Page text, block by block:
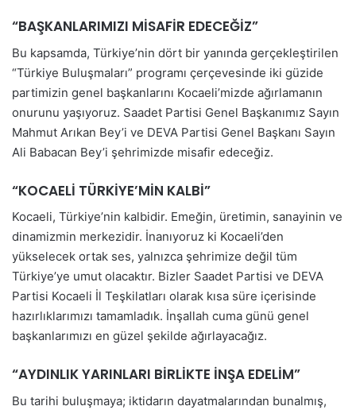
“BAŞKANLARIMIZI MİSAFİR EDECEĞİZ”
Bu kapsamda, Türkiye’nin dört bir yanında gerçekleştirilen
“Türkiye Buluşmaları” programı çerçevesinde iki güzide
partimizin genel başkanlarını Kocaeli’mizde ağırlamanın
onurunu yaşıyoruz. Saadet Partisi Genel Başkanımız Sayın
Mahmut Arıkan Bey’i ve DEVA Partisi Genel Başkanı Sayın
Ali Babacan Bey’i şehrimizde misafir edeceğiz.
“KOCAELİ TÜRKİYE’MİN KALBİ”
Kocaeli, Türkiye’nin kalbidir. Emeğin, üretimin, sanayinin ve
dinamizmin merkezidir. İnanıyoruz ki Kocaeli’den
yükselecek ortak ses, yalnızca şehrimize değil tüm
Türkiye’ye umut olacaktır. Bizler Saadet Partisi ve DEVA
Partisi Kocaeli İl Teşkilatları olarak kısa süre içerisinde
hazırlıklarımızı tamamladık. İnşallah cuma günü genel
başkanlarımızı en güzel şekilde ağırlayacağız.
“AYDINLIK YARINLARI BİRLİKTE İNŞA EDELİM”
Bu tarihi buluşmaya; iktidarın dayatmalarından bunalmış,